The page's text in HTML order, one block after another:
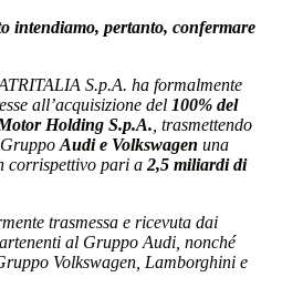
intendiamo, pertanto, confermare
S.p.A. ha formalmente
all’acquisizione del 100% del
Holding S.p.A. , trasmettendo
Audi e Volkswagen una
corrispettivo pari a 2,5 miliardi di
trasmessa e ricevuta dai
al Gruppo Audi, nonché
Volkswagen, Lamborghini e